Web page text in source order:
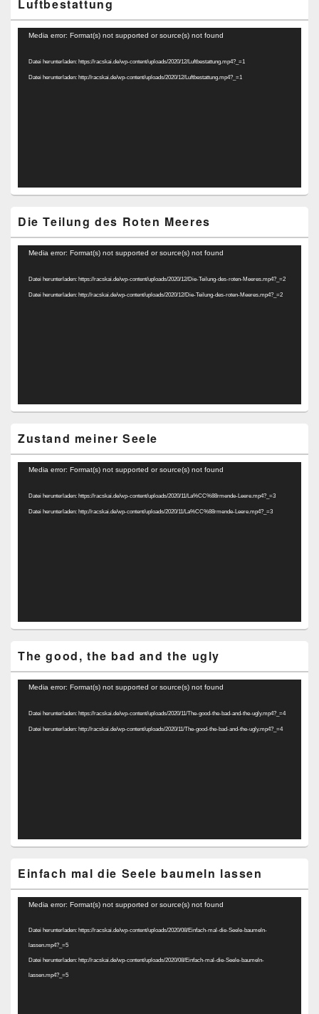
Luftbestattung
Video-
Media error: Format(s) not supported or source(s) not found
Datei herunterladen: https://racskai.de/wp-content/uploads/2020/12/Luftbestattung.mp4?_=1
Datei herunterladen: http://racskai.de/wp-content/uploads/2020/12/Luftbestattung.mp4?_=1
Die Teilung des Roten Meeres
Video-
Media error: Format(s) not supported or source(s) not found
Datei herunterladen: https://racskai.de/wp-content/uploads/2020/12/Die-Teilung-des-roten-Meeres.mp4?_=2
Datei herunterladen: http://racskai.de/wp-content/uploads/2020/12/Die-Teilung-des-roten-Meeres.mp4?_=2
Zustand meiner Seele
Video-
Media error: Format(s) not supported or source(s) not found
Datei herunterladen: https://racskai.de/wp-content/uploads/2020/11/La%CC%88rmende-Leere.mp4?_=3
Datei herunterladen: http://racskai.de/wp-content/uploads/2020/11/La%CC%88rmende-Leere.mp4?_=3
The good, the bad and the ugly
Video-
Media error: Format(s) not supported or source(s) not found
Datei herunterladen: https://racskai.de/wp-content/uploads/2020/11/The-good-the-bad-and-the-ugly.mp4?_=4
Datei herunterladen: http://racskai.de/wp-content/uploads/2020/11/The-good-the-bad-and-the-ugly.mp4?_=4
Einfach mal die Seele baumeln lassen
Video-
Media error: Format(s) not supported or source(s) not found
Datei herunterladen: https://racskai.de/wp-content/uploads/2020/08/Einfach-mal-die-Seele-baumeln-
lassen.mp4?_=5
Datei herunterladen: http://racskai.de/wp-content/uploads/2020/08/Einfach-mal-die-Seele-baumeln-
lassen.mp4?_=5